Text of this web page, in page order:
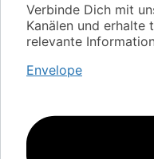
Verbinde Dich mit
Kanälen und erhalte
relevante
Envelope